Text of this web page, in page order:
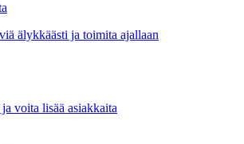
älykkäästi ja toimita ajallaan
voita lisää asiakkaita